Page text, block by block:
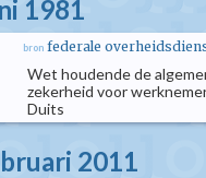
1981
bron federale
Wet houdende de
zekerheid voor
Duits
2011